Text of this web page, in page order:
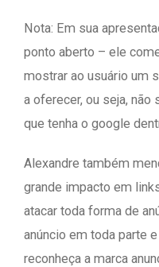
Nota: Em sua
ponto aberto – ele
mostrar ao usuário um
a oferecer, ou seja,
que tenha o google
Alexandre também
grande impacto em
atacar toda forma de
anúncio em toda parte
reconheça a marca